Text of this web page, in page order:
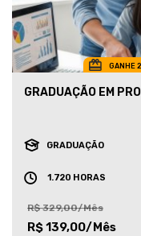
GANHE
GRADUAÇÃO EM
GRADUAÇÃO
1.720 HORAS
R$ 329,00/Mês
R$ 139,00/Mês